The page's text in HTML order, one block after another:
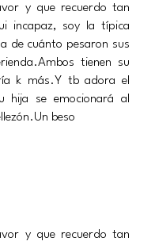
y que recuerdo tan
incapaz, soy la típica
de cuánto pesaron sus
tienen su
k más.Y tb adora el
hija se emocionará al
beso
y que recuerdo tan